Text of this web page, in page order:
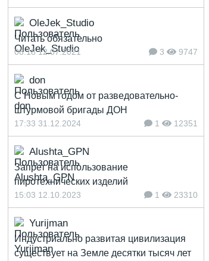
OleJek_Studio
Читать обязательно
08:18 12.07.2021 3 9747
don
С Новым годом от разведовательно-
штурмовой бригады ДОН
17:33 31.12.2024 1 12351
Alushta_GPN
Запрет на использование
пиротехнических изделий
15:03 12.10.2023 1 23310
Yurijman
Индустриально развитая цивилизация
существует на Земле десятки тысяч лет